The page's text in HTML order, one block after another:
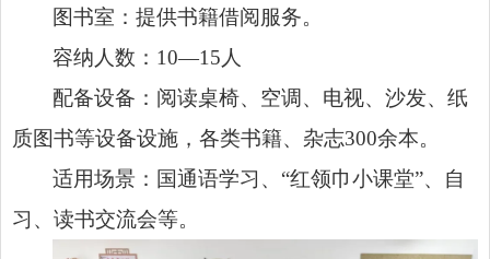
图书室：提供书籍借阅服务。
容纳人数：10—15人
配备设备：阅读桌椅、空调、电视、沙发、纸
质图书等设备设施，各类书籍、杂志300余本。
适用场景：国通语学习、“红领巾小课堂”、自
习、读书交流会等。